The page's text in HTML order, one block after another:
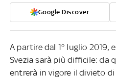
Google Discover
A partire dal 1° luglio 2019,
Svezia sarà più difficile: da
entrerà in vigore il divieto